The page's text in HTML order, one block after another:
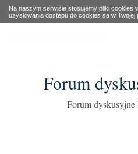
Na naszym serwisie stosujemy pliki
uzyskiwania dostepu do cookies sa w Twojej
Forum
Forum